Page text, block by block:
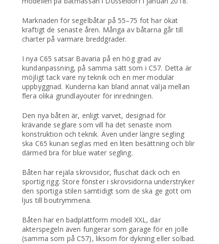
Marknaden för segelbåtar på 55–75 fot har ökat
kraftigt de senaste åren. Många av båtarna går till
charter på varmare breddgrader.
I nya C65 satsar Bavaria på en hög grad av
kundanpassning, på samma sätt som i C57. Detta är
möjligt tack vare ny teknik och en mer modulär
uppbyggnad. Kunderna kan bland annat välja mellan
flera olika grundlayouter för inredningen.
Den nya båten är, enligt varvet, designad för
krävande seglare som vill ha det senaste inom
konstruktion och teknik. Även under längre segling
ska C65 kunan seglas med en liten besättning och blir
därmed bra för blue water segling.
Båten har rejäla skrovsidor, fluschat däck och en
sportig rigg. Store fönster i skrovsidorna understryker
den sportiga stilen samtidigt som de ska ge gott om
ljus till boutrymmena.
Båten har en badplattform modell XXL, där
akterspegeln även fungerar som garage för en jolle
(samma som på C57), liksom för dykning eller solbad.